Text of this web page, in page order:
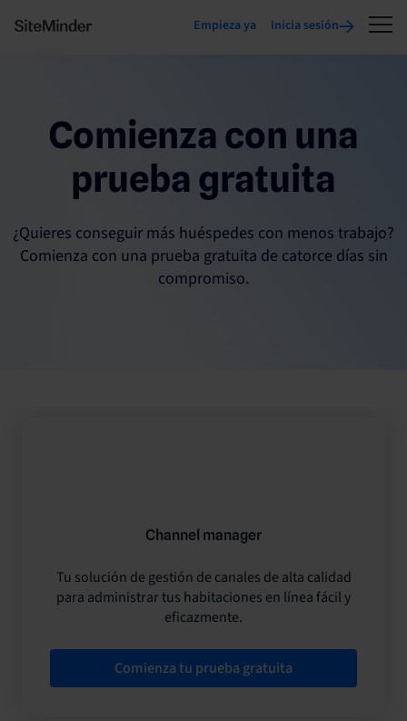
Empieza ya Inicia sesión
Comienza con una
prueba gratuita
¿Quieres conseguir más huéspedes con menos trabajo?
Comienza con una prueba gratuita de catorce días sin
compromiso.
Channel manager
Tu solución de gestión de canales de alta calidad
para administrar tus habitaciones en línea fácil y
eficazmente.
Comienza tu prueba gratuita